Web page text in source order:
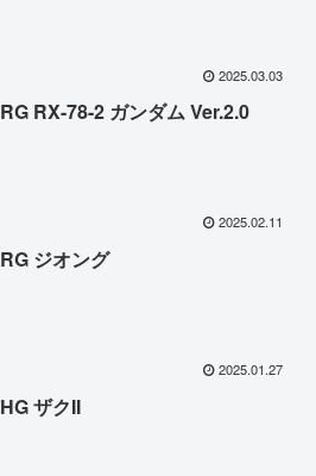
2025.03.03
RG RX-78-2 ガンダム Ver.2.0
2025.02.11
RG ジオング
2025.01.27
HG ザクII